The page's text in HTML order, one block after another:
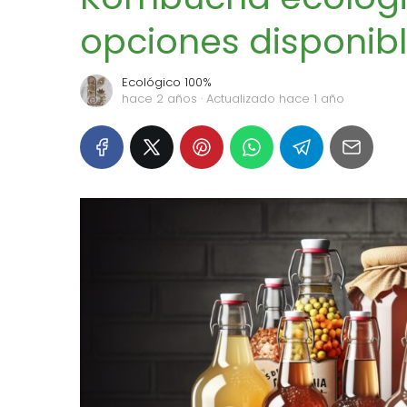
opciones
Ecológico 100%
hace 2 años · Actualizado hace 1 año